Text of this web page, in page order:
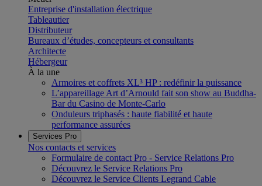
Entreprise d'installation électrique
Tableautier
Distributeur
Bureaux d’études, concepteurs et consultants
Architecte
Hébergeur
À la une
Armoires et coffrets XL³ HP : redéfinir la puissance
L’appareillage Art d’Arnould fait son show au Buddha-
Bar du Casino de Monte-Carlo
Onduleurs triphasés : haute fiabilité et haute
performance assurées
Services Pro
Nos contacts et services
Formulaire de contact Pro - Service Relations Pro
Découvrez le Service Relations Pro
Découvrez le Service Clients Legrand Cable